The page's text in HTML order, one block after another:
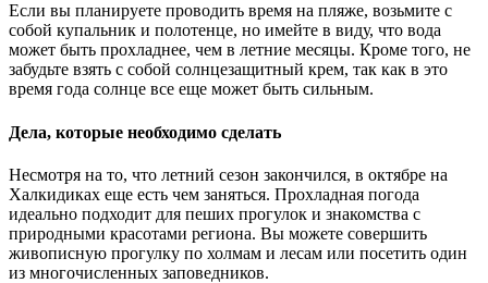
Если вы планируете проводить время на пляже, возьмите с
собой купальник и полотенце, но имейте в виду, что вода
может быть прохладнее, чем в летние месяцы. Кроме того, не
забудьте взять с собой солнцезащитный крем, так как в это
время года солнце все еще может быть сильным.
Дела, которые необходимо сделать
Несмотря на то, что летний сезон закончился, в октябре на
Халкидиках еще есть чем заняться. Прохладная погода
идеально подходит для пеших прогулок и знакомства с
природными красотами региона. Вы можете совершить
живописную прогулку по холмам и лесам или посетить один
из многочисленных заповедников.